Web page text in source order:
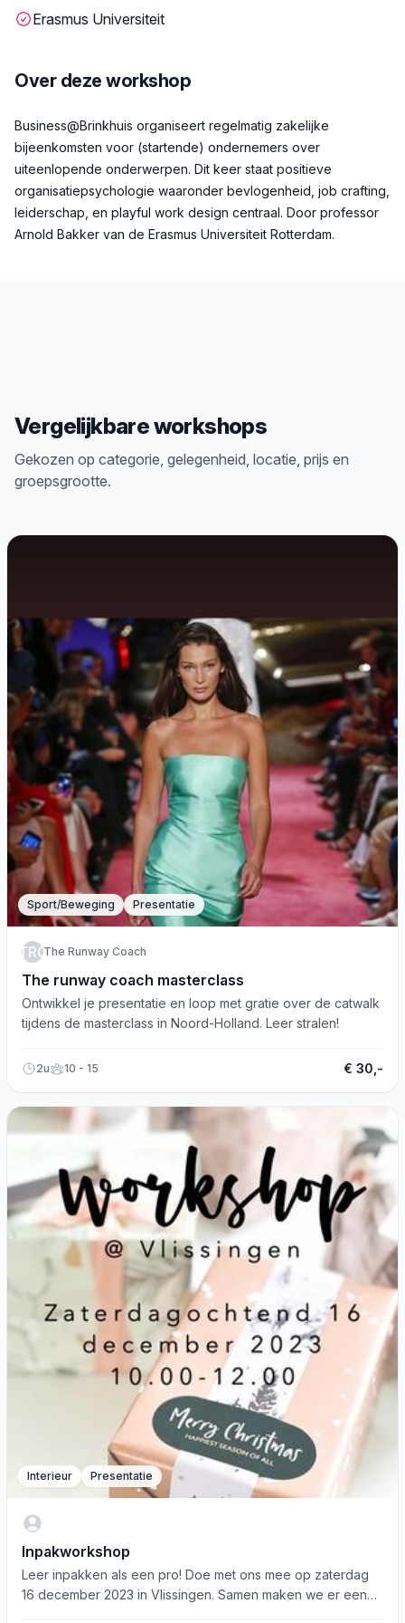
Erasmus Universiteit
Over deze workshop
Beschrijving
Business@Brinkhuis organiseert regelmatig zakelijke
bijeenkomsten voor (startende) ondernemers over
uiteenlopende onderwerpen. Dit keer staat positieve
organisatiepsychologie waaronder bevlogenheid, job crafting,
leiderschap, en playful work design centraal. Door professor
Arnold Bakker van de Erasmus Universiteit Rotterdam.
Vergelijkbare workshops
Gekozen op categorie, gelegenheid, locatie, prijs en
groepsgrootte.
Sport/Beweging Presentatie
TRCThe Runway Coach
The runway coach masterclass
Ontwikkel je presentatie en loop met gratie over de catwalk
tijdens de masterclass in Noord-Holland. Leer stralen!
2u 10 - 15 € 30,-
Interieur Presentatie
Inpakworkshop
Leer inpakken als een pro! Doe met ons mee op zaterdag
16 december 2023 in Vlissingen. Samen maken we er een